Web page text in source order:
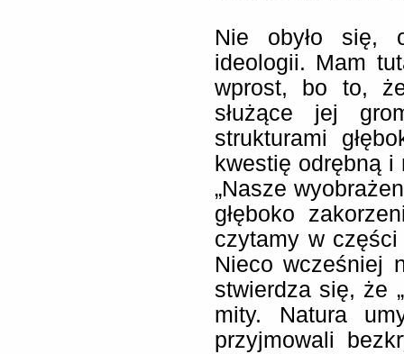
Nie obyło się,
ideologii. Mam
wprost, bo to,
służące jej
strukturami
kwestię odrębną
„Nasze
głęboko
czytamy w części
Nieco wcześniej
stwierdza się, że
mity. Natura
przyjmowali